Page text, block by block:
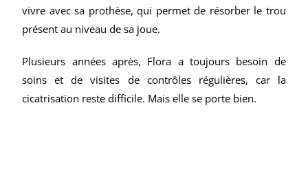
vivre avec sa prothèse, qui permet de résorber le trou
présent au niveau de sa joue.
Plusieurs années après, Flora a toujours besoin de
soins et de visites de contrôles régulières, car la
cicatrisation reste difficile. Mais elle se porte bien.